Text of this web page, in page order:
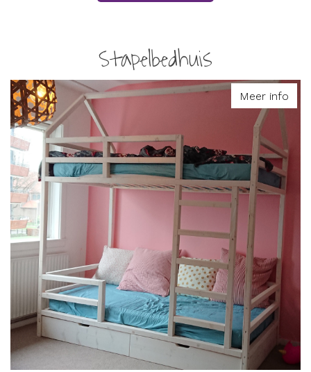
Stapelbedhuis
Meer info